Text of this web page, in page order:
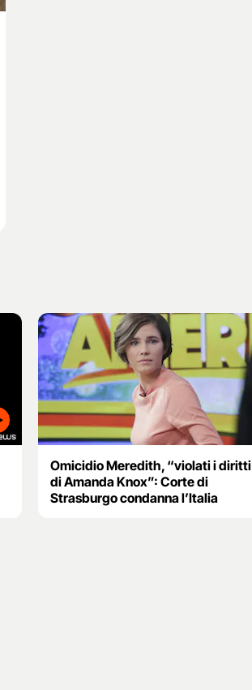
Omicidio Meredith, “violati i diritti
di Amanda Knox”: Corte di
Strasburgo condanna l’Italia